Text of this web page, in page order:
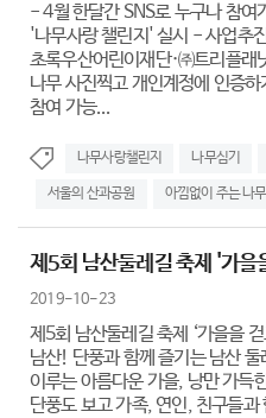
- 4월 한달간 SNS로 누구나 참여
'나무사랑 챌린지' 실시 - 사업추
초록우산어린이재단·㈜트리플
나무 사진찍고 개인계정에 인증
참여 가능...
나무사랑챌린지 나무심기
서울의 산과공원 아낌없이 주는 나무
제5회 남산둘레길 축제 '가을
2019-10-23
제5회 남산둘레길 축제 ‘가을을
남산! 단풍과 함께 즐기는 남산
이루는 아름다운 가을, 낭만 가득
단풍도 보고 가족, 연인, 친구들과